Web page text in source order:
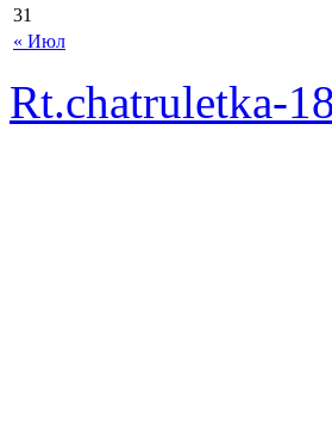
« Июл
31
Rt.chatruletka-